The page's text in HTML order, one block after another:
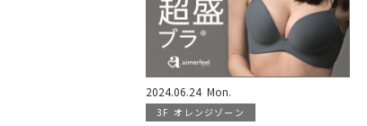
2024.06.24 Mon.
3F オレンジゾーン